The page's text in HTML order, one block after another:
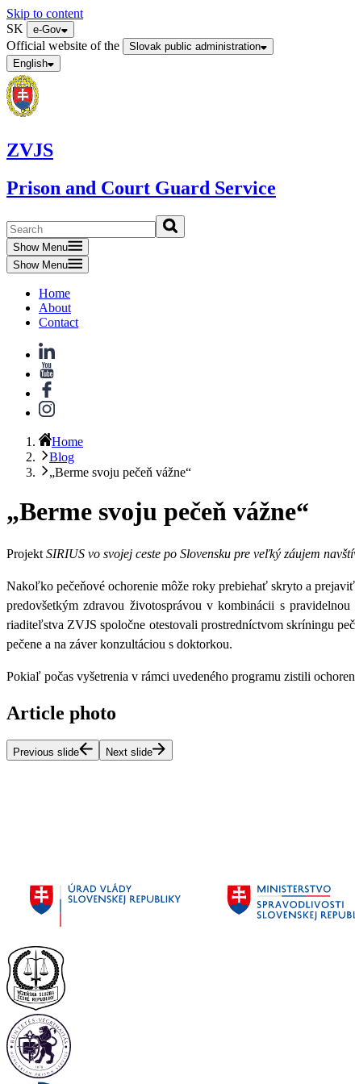
Skip to content
SK
e-Gov
Official website of the
Slovak public administration
English
ZVJS
Prison and Court Guard Service
Show Menu
Show Menu
Home
About
Contact
Home
Blog
„Berme svoju pečeň vážne“
„Berme svoju pečeň vážne“
Projekt SIRIUS vo svojej ceste po Slovensku pre veľký záujem
Nakoľko pečeňové ochorenie môže roky prebiehať skryto a
predovšetkým zdravou životosprávou v kombinácii s
riaditeľstva ZVJS spoločne otestovali prostredníctvom skríningu
pečene a na záver konzultáciou s doktorkou.
Pokiaľ počas vyšetrenia v rámci uvedeného programu zistili
Article photo
Previous slide Next slide